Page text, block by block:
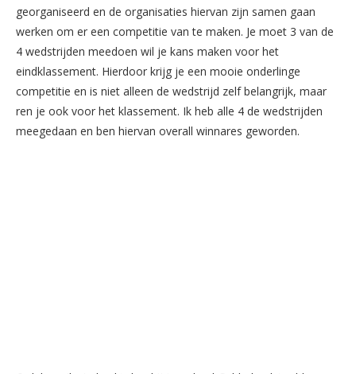
georganiseerd en de organisaties hiervan zijn samen gaan
werken om er een competitie van te maken. Je moet 3 van de
4 wedstrijden meedoen wil je kans maken voor het
eindklassement. Hierdoor krijg je een mooie onderlinge
competitie en is niet alleen de wedstrijd zelf belangrijk, maar
ren je ook voor het klassement. Ik heb alle 4 de wedstrijden
meegedaan en ben hiervan overall winnares geworden.